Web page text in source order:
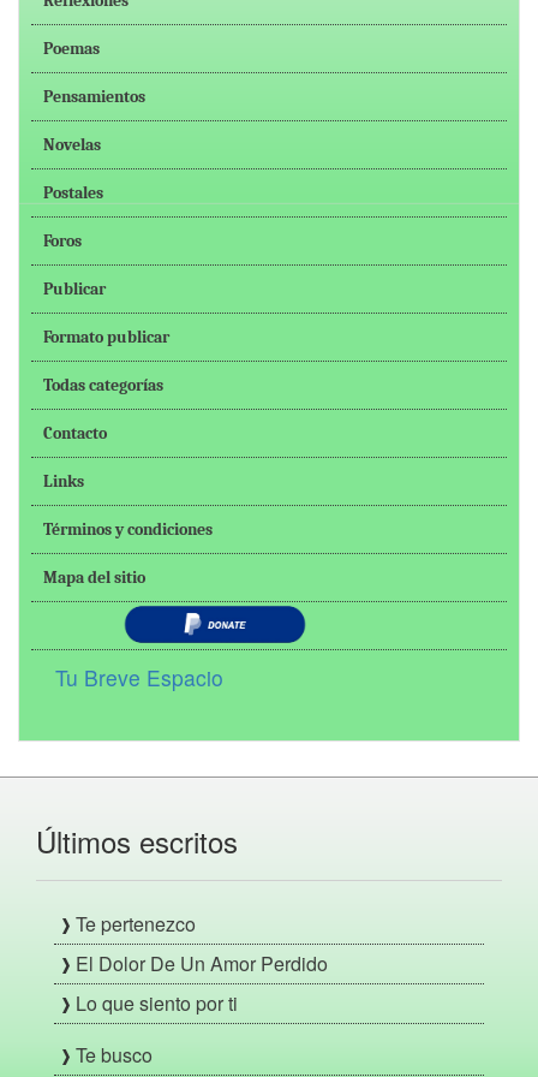
Poemas
Pensamientos
Novelas
Postales
Foros
Publicar
Formato publicar
Todas categorías
Contacto
Links
Términos y condiciones
Mapa del sitio
Tu Breve Espacio
Últimos escritos
Te pertenezco
El Dolor De Un Amor Perdido
Lo que siento por ti
Te busco